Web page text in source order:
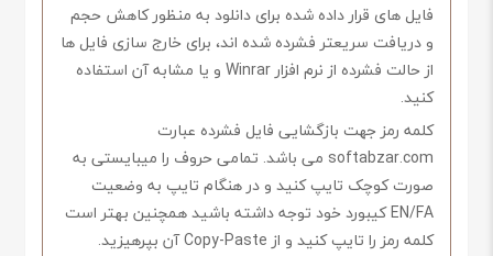
فایل های قرار داده شده برای دانلود به منظور کاهش حجم
و دریافت سریعتر فشرده شده اند، برای خارج سازی فایل ها
از حالت فشرده از نرم افزار Winrar و یا مشابه آن استفاده
کنید.
کلمه رمز جهت بازگشایی فایل فشرده عبارت
softabzar.com می باشد. تمامی حروف را میبایستی به
صورت کوچک تایپ کنید و در هنگام تایپ به وضعیت
EN/FA کیبورد خود توجه داشته باشید همچنین بهتر است
کلمه رمز را تایپ کنید و از Copy-Paste آن بپرهیزید.